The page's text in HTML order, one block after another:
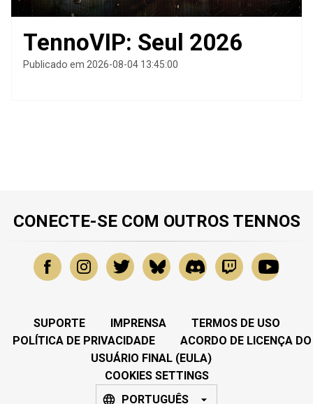
TennoVIP: Seul 2026
Publicado em 2026-08-04 13:45:00
CONECTE-SE COM OUTROS TENNOS
SUPORTE IMPRENSA
TERMOS DE USO
POLÍTICA DE PRIVACIDADE
ACORDO DE LICENÇA DO
USUÁRIO FINAL (EULA)
COOKIES SETTINGS
PORTUGUÊS